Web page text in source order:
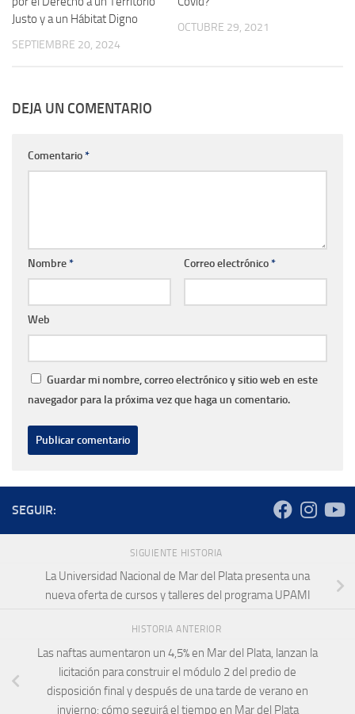
Justo y a un Hábitat Digno
SEPTIEMBRE 20, 2024
OCTUBRE 29, 2021
DEJA UN COMENTARIO
Comentario*
Nombre* Correo electrónico*
Web
Guardar mi nombre, correo electrónico y sitio web en este
navegador para la próxima vez que haga un comentario.
SEGUIR:
SIGUIENTE HISTORIA
La Universidad Nacional de Mar del Plata presenta una
nueva oferta de cursos y talleres del programa UPAMI
HISTORIA ANTERIOR
Las naftas aumentaron un 4,5% en Mar del Plata, lanzan la
licitación para construir el módulo 2 del predio de
disposición final y después de una tarde de verano en
invierno: cómo seguirá el tiempo en Mar del Plata